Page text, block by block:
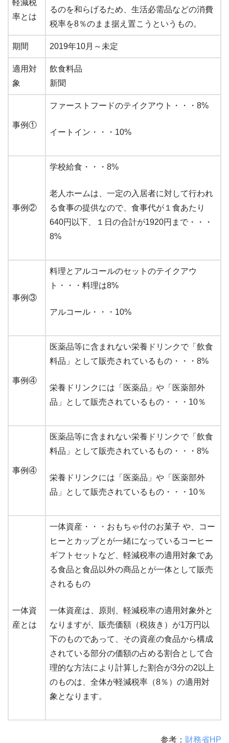
軽減税
率とは
るのを和らげるため、生活必需品などの消費
税率を8％のまま据え置こうというもの。
期間 2019年10月～未定
適用対
象
飲食料品
新聞
事例①
ファーストフードのテイクアウト・・・8%
イートイン・・・10%
事例②
学校給食・・・8%
老人ホームは、一定の入居者に対して行われ
る食事の提供なので、食事代が１食あたり
640円以下、１日の合計が1920円まで・・・
8%
事例③
料理とアルコールのセットのテイクアウ
ト・・・料理は8%
アルコール・・・10%
事例④
医薬品等に含まれない栄養ドリンクで「飲食
料品」として販売されているもの・・・8%
栄養ドリンクには「医薬品」や「医薬部外
品」として販売されているもの・・・10％
事例④
医薬品等に含まれない栄養ドリンクで「飲食
料品」として販売されているもの・・・8%
栄養ドリンクには「医薬品」や「医薬部外
品」として販売されているもの・・・10％
一体資
産とは
一体資産・・・おもちゃ付のお菓子 や、コー
ヒーとカップとが一緒になっているコーヒー
ギフトセットなど、軽減税率の適用対象であ
る食品と食品以外の商品とが一体として販売
されるもの
一体資産は、原則、軽減税率の適用対象外と
なりますが、販売価額（税抜き）が1万円以
下のものであって、その資産の食品から構成
されている部分の価額の占める割合として合
理的な方法により計算した割合が3分の2以上
のものは、全体が軽減税率（8％）の適用対
象となります。
参考： 財務省HP